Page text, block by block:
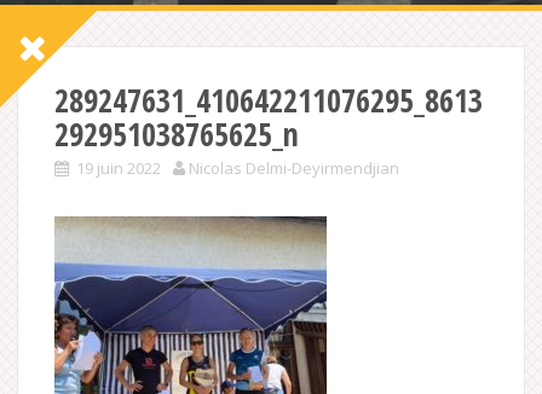
289247631_410642211076295_8613
292951038765625_n
19 juin 2022 Nicolas Delmi-Deyirmendjian